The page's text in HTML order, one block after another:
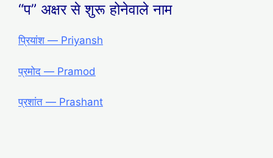
“प” अक्षर से शुरू होनेवाले नाम
प्रियांश — Priyansh
प्रमोद — Pramod
प्रशांत — Prashant